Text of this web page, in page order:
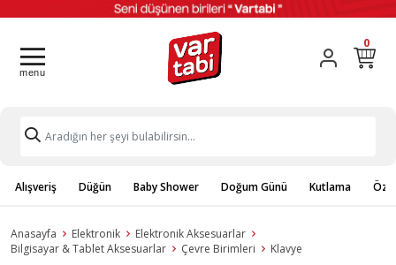
0
Alışveriş Düğün Baby Shower Doğum Günü Kutlama
Anasayfa Elektronik
Elektronik Aksesuarlar
Bilgisayar & Tablet Aksesuarlar
Çevre Birimleri Klavye